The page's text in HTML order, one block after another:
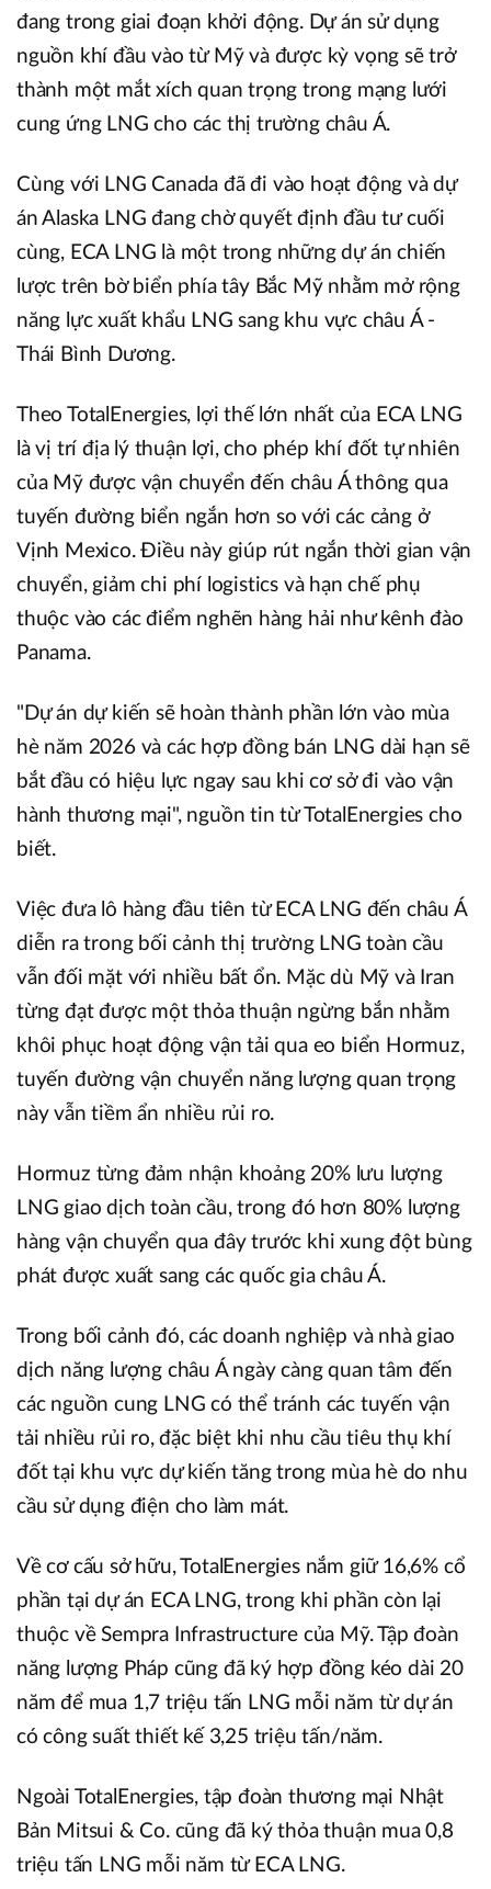
đang trong giai đoạn khởi động. Dự án sử dụng
nguồn khí đầu vào từ Mỹ và được kỳ vọng sẽ trở
thành một mắt xích quan trọng trong mạng lưới
cung ứng LNG cho các thị trường châu Á.
Cùng với LNG Canada đã đi vào hoạt động và dự
án Alaska LNG đang chờ quyết định đầu tư cuối
cùng, ECA LNG là một trong những dự án chiến
lược trên bờ biển phía tây Bắc Mỹ nhằm mở rộng
năng lực xuất khẩu LNG sang khu vực châu Á -
Thái Bình Dương.
Theo TotalEnergies, lợi thế lớn nhất của ECA LNG
là vị trí địa lý thuận lợi, cho phép khí đốt tự nhiên
của Mỹ được vận chuyển đến châu Á thông qua
tuyến đường biển ngắn hơn so với các cảng ở
Vịnh Mexico. Điều này giúp rút ngắn thời gian vận
chuyển, giảm chi phí logistics và hạn chế phụ
thuộc vào các điểm nghẽn hàng hải như kênh đào
Panama.
"Dự án dự kiến sẽ hoàn thành phần lớn vào mùa
hè năm 2026 và các hợp đồng bán LNG dài hạn sẽ
bắt đầu có hiệu lực ngay sau khi cơ sở đi vào vận
hành thương mại", nguồn tin từ TotalEnergies cho
biết.
Việc đưa lô hàng đầu tiên từ ECA LNG đến châu Á
diễn ra trong bối cảnh thị trường LNG toàn cầu
vẫn đối mặt với nhiều bất ổn. Mặc dù Mỹ và Iran
từng đạt được một thỏa thuận ngừng bắn nhằm
khôi phục hoạt động vận tải qua eo biển Hormuz,
tuyến đường vận chuyển năng lượng quan trọng
này vẫn tiềm ẩn nhiều rủi ro.
Hormuz từng đảm nhận khoảng 20% lưu lượng
LNG giao dịch toàn cầu, trong đó hơn 80% lượng
hàng vận chuyển qua đây trước khi xung đột bùng
phát được xuất sang các quốc gia châu Á.
Trong bối cảnh đó, các doanh nghiệp và nhà giao
dịch năng lượng châu Á ngày càng quan tâm đến
các nguồn cung LNG có thể tránh các tuyến vận
tải nhiều rủi ro, đặc biệt khi nhu cầu tiêu thụ khí
đốt tại khu vực dự kiến tăng trong mùa hè do nhu
cầu sử dụng điện cho làm mát.
Về cơ cấu sở hữu, TotalEnergies nắm giữ 16,6% cổ
phần tại dự án ECA LNG, trong khi phần còn lại
thuộc về Sempra Infrastructure của Mỹ. Tập đoàn
năng lượng Pháp cũng đã ký hợp đồng kéo dài 20
năm để mua 1,7 triệu tấn LNG mỗi năm từ dự án
có công suất thiết kế 3,25 triệu tấn/năm.
Ngoài TotalEnergies, tập đoàn thương mại Nhật
Bản Mitsui & Co. cũng đã ký thỏa thuận mua 0,8
triệu tấn LNG mỗi năm từ ECA LNG.